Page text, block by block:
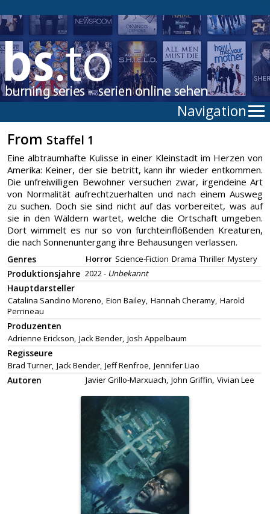
Navigation
From Staffel 1
Eine albtraumhafte Kulisse in einer Kleinstadt im Herzen von
Amerika: Keiner, der sie betritt, kann ihr wieder entkommen.
Die unfreiwilligen Bewohner versuchen zwar, irgendeine Art
von Normalität aufrechtzuerhalten und nach einem Ausweg
zu suchen. Doch sie sind nicht auf das vorbereitet, was auf
sie in den Wäldern wartet, welche die Ortschaft umgeben.
Dort wimmelt es nur so von furchteinflößenden Kreaturen,
die nach Sonnenuntergang ihre Behausungen verlassen.
Genres Horror Science-Fiction Drama Thriller Mystery
Produktionsjahre 2022 - Unbekannt
Hauptdarsteller
Catalina Sandino Moreno, Eion Bailey, Hannah Cheramy, Harold
Perrineau
Produzenten
Adrienne Erickson, Jack Bender, Josh Appelbaum
Regisseure
Brad Turner, Jack Bender, Jeff Renfroe, Jennifer Liao
Autoren Javier Grillo-Marxuach, John Griffin, Vivian Lee